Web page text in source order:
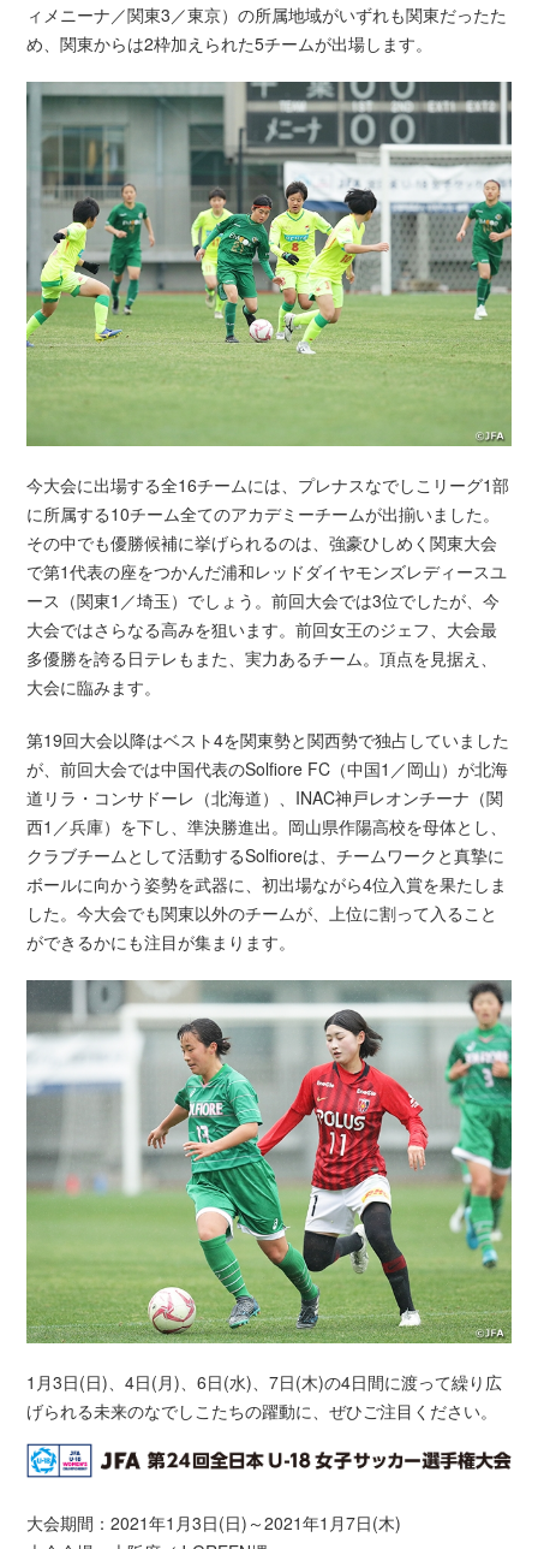
ィメニーナ／関東3／東京）の所属地域がいずれも関東だったた
め、関東からは2枠加えられた5チームが出場します。
今大会に出場する全16チームには、プレナスなでしこリーグ1部
に所属する10チーム全てのアカデミーチームが出揃いました。
その中でも優勝候補に挙げられるのは、強豪ひしめく関東大会
で第1代表の座をつかんだ浦和レッドダイヤモンズレディースユ
ース（関東1／埼玉）でしょう。前回大会では3位でしたが、今
大会ではさらなる高みを狙います。前回女王のジェフ、大会最
多優勝を誇る日テレもまた、実力あるチーム。頂点を見据え、
大会に臨みます。
第19回大会以降はベスト4を関東勢と関西勢で独占していました
が、前回大会では中国代表のSolfiore FC（中国1／岡山）が北海
道リラ・コンサドーレ（北海道）、INAC神戸レオンチーナ（関
西1／兵庫）を下し、準決勝進出。岡山県作陽高校を母体とし、
クラブチームとして活動するSolfioreは、チームワークと真摯に
ボールに向かう姿勢を武器に、初出場ながら4位入賞を果たしま
した。今大会でも関東以外のチームが、上位に割って入ること
ができるかにも注目が集まります。
1月3日(日)、4日(月)、6日(水)、7日(木)の4日間に渡って繰り広
げられる未来のなでしこたちの躍動に、ぜひご注目ください。
大会期間：2021年1月3日(日)～2021年1月7日(木)